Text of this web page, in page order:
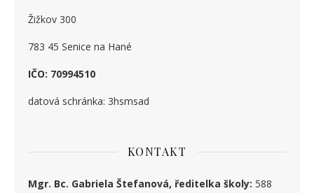
Žižkov 300
783 45 Senice na Hané
IČO: 70994510
datová schránka: 3hsmsad
KONTAKT
Mgr. Bc. Gabriela Štefanová, ředitelka školy: 588